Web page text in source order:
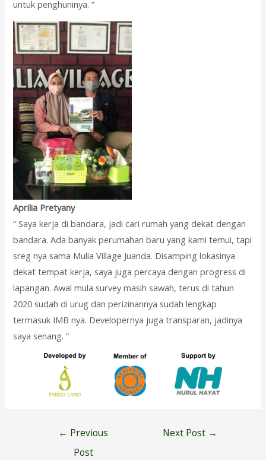
untuk penghuninya. ”
Aprilia Pretyany
“ Saya kerja di bandara, jadi cari rumah yang dekat dengan
bandara. Ada banyak perumahan baru yang kami temui, tapi
sreg nya sama Mulia Village Juanda. Disamping lokasinya
dekat tempat kerja, saya juga percaya dengan progress di
lapangan. Awal mula survey masih sawah, terus di tahun
2020 sudah di urug dan perizinannya sudah lengkap
termasuk IMB nya. Developernya juga transparan, jadinya
saya senang. ”
← Previous
Post
Next Post →